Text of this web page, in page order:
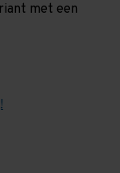
met een